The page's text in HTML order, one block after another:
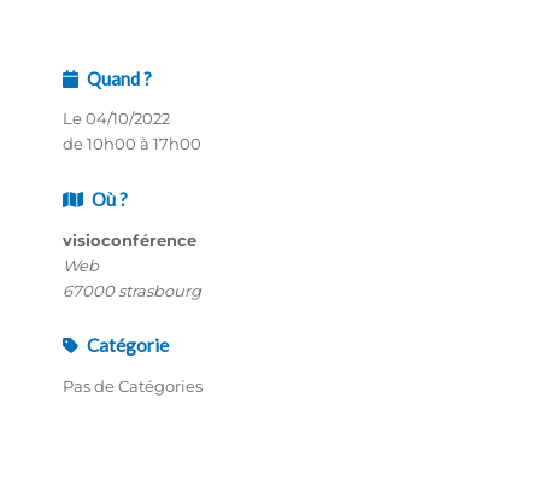
Quand ?
Le 04/10/2022
de 10h00 à 17h00
Où ?
visioconférence
Web
67000 strasbourg
Catégorie
Pas de Catégories